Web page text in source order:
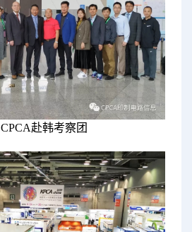
CPCA赴韩考察团